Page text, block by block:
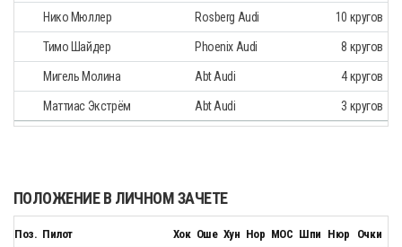
Нико Мюллер Rosberg Audi 10 кругов
Тимо Шайдер Phoenix Audi 8 кругов
Мигель Молина Abt Audi 4 кругов
Маттиас Экстрём Abt Audi 3 кругов
ПОЛОЖЕНИЕ В ЛИЧНОМ ЗАЧЕТЕ
Поз. Пилот Хок Оше Хун Нор МОС Шпи Нюр
Очки